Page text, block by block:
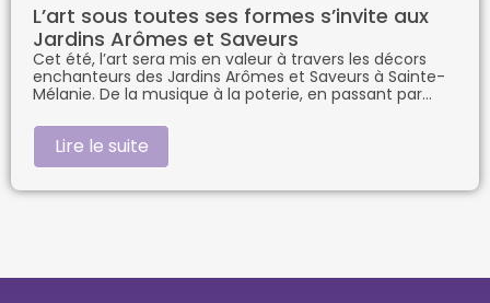
L’art sous toutes ses formes s’invite aux
Jardins Arômes et Saveurs
Cet été, l’art sera mis en valeur à travers les décors
enchanteurs des Jardins Arômes et Saveurs à Sainte-
Mélanie. De la musique à la poterie, en passant par
Lire le suite